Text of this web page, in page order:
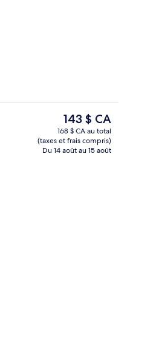
Piscine extérieure, accès possible de
Le
prix
actuel
est
143 $ CA
168 $ CA au total
(taxes et frais compris)
Du 14 août au 15 août